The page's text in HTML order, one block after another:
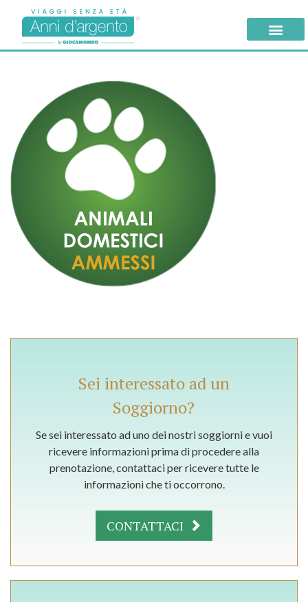
Sei interessato ad un
Soggiorno?
Se sei interessato ad uno dei nostri soggiorni e vuoi
ricevere informazioni prima di procedere alla
prenotazione, contattaci per ricevere tutte le
informazioni che ti occorrono.
CONTATTACI